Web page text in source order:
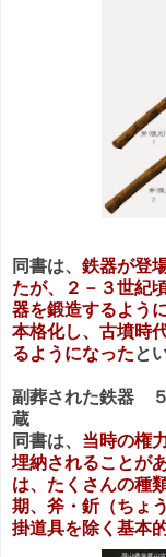
同書は、 鉄器が登
たが、２－３世紀
器を鍛造するよう
本格化し、古墳時
るようになったと
副葬された鉄器
蔵
同書は、 当時の権
埋納されることが
は、たくさんの種
期、斧・釿（ちょ
掛道具を除く基本